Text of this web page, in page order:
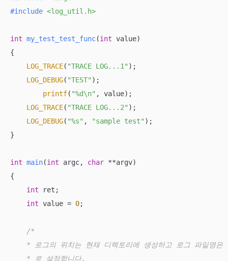
#include <log_util.h>
int my_test_test_func(int value)
{
LOG_TRACE( "TRACE LOG...1" );
LOG_DEBUG( "TEST" );
printf( "%d\n" , value);
LOG_TRACE( "TRACE LOG...2" );
LOG_DEBUG( "%s" , "sample test" );
}
int main(int argc, char **argv)
{
int ret;
int value = 0;
/*
* 로그의 위치는 현재 디렉토리에 생성하고 로그 파일명
    * 로 설정합니다.